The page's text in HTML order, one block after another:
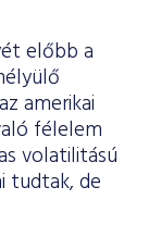
előbb a
amerikai
félelem
volatilitású
tudtak, de